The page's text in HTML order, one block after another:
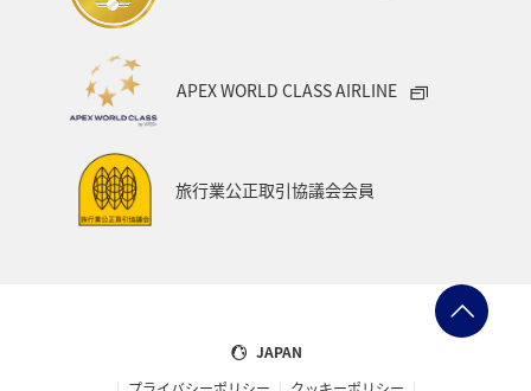
APEX WORLD CLASS AIRLINE
旅行業公正取引協議会会員
JAPAN